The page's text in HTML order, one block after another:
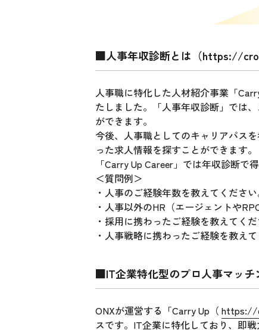
■人事年収診断とは（https://
人事職に特化した人材紹介事業「
たしました。「人事年収診断」では
ができます。
今後、人事職としてのキャリアパス
った求人情報を探すことができます。
「Carry Up Career」では年収診断で
＜質問例＞
・人事のご経験年数を教えてください
・人事以外のHR（エージェントや
・採用に携わったご経験を教えてくだ
・人事戦略に携わったご経験を教えて
■IT企業特化型のプロ人事マッチ
ONXが運営する「Carry Up（ https://
スです。IT企業に特化しており、即